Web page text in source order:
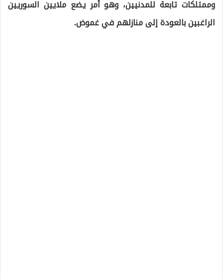
وممتلكات تابعة للمدنيين، وهو أمر يضع ملايين السوريين
الراغبين بالعودة إلى منازلهم في غموض.